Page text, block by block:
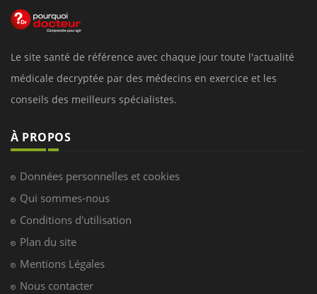
Le site santé de référence avec chaque jour toute l'actualité
médicale decryptée par des médecins en exercice et les
conseils des meilleurs spécialistes.
À PROPOS
Données personnelles et cookies
Qui sommes-nous
Conditions d'utilisation
Plan du site
Mentions Légales
Nous contacter